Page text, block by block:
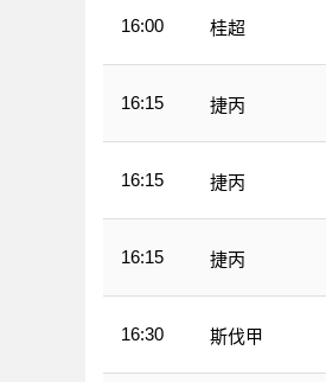
16:00 桂超
16:15 捷丙
16:15 捷丙
16:15 捷丙
16:30 斯伐甲